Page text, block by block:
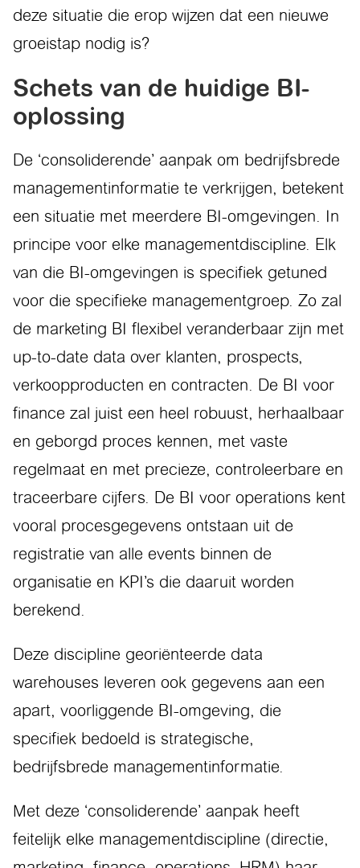
deze situatie die erop wijzen dat een nieuwe
groeistap nodig is?
Schets van de huidige BI-
oplossing
De ‘consoliderende’ aanpak om bedrijfsbrede
managementinformatie te verkrijgen, betekent
een situatie met meerdere BI-omgevingen. In
principe voor elke managementdiscipline. Elk
van die BI-omgevingen is specifiek getuned
voor die specifieke managementgroep. Zo zal
de marketing BI flexibel veranderbaar zijn met
up-to-date data over klanten, prospects,
verkoopproducten en contracten. De BI voor
finance zal juist een heel robuust, herhaalbaar
en geborgd proces kennen, met vaste
regelmaat en met precieze, controleerbare en
traceerbare cijfers. De BI voor operations kent
vooral procesgegevens ontstaan uit de
registratie van alle events binnen de
organisatie en KPI’s die daaruit worden
berekend.
Deze discipline georiënteerde data
warehouses leveren ook gegevens aan een
apart, voorliggende BI-omgeving, die
specifiek bedoeld is strategische,
bedrijfsbrede managementinformatie.
Met deze ‘consoliderende’ aanpak heeft
feitelijk elke managementdiscipline (directie,